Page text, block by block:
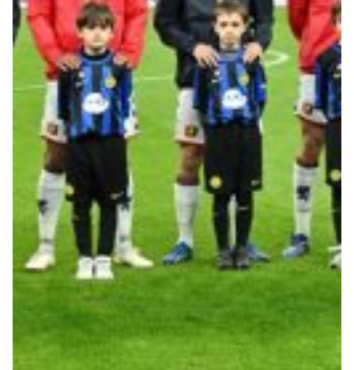
Robe di Kappa x Genoa
Vintage Collection
Red&Blue Voices
Kids
Accessori
Party
Outlet
Caffè Boasi x Genoa